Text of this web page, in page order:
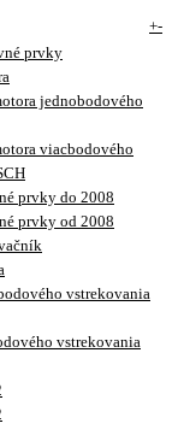
+-
prvky
jednobodového
viacbodového
prvky do 2008
prvky od 2008
vstrekovania
vstrekovania